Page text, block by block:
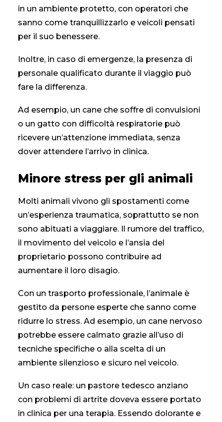
in un ambiente protetto, con operatori che
sanno come tranquillizzarlo e veicoli pensati
per il suo benessere.
Inoltre, in caso di emergenze, la presenza di
personale qualificato durante il viaggio può
fare la differenza.
Ad esempio, un cane che soffre di convulsioni
o un gatto con difficoltà respiratorie può
ricevere un’attenzione immediata, senza
dover attendere l’arrivo in clinica.
Minore stress per gli animali
Molti animali vivono gli spostamenti come
un’esperienza traumatica, soprattutto se non
sono abituati a viaggiare. Il rumore del traffico,
il movimento del veicolo e l’ansia del
proprietario possono contribuire ad
aumentare il loro disagio.
Con un trasporto professionale, l’animale è
gestito da persone esperte che sanno come
ridurre lo stress. Ad esempio, un cane nervoso
potrebbe essere calmato grazie all’uso di
tecniche specifiche o alla scelta di un
ambiente silenzioso e sicuro nel veicolo.
Un caso reale: un pastore tedesco anziano
con problemi di artrite doveva essere portato
in clinica per una terapia. Essendo dolorante e